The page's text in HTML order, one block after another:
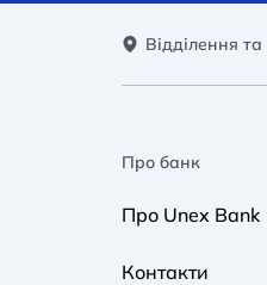
Відділення
Про банк
Про Unex Bank
Контакти